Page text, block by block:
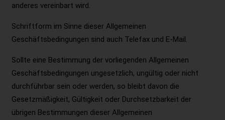
anderes vereinbart wird.
Schriftform im Sinne dieser Allgemeinen
Geschäftsbedingungen sind auch Telefax und E-Mail.
Sollte eine Bestimmung der vorliegenden Allgemeinen
Geschäftsbedingungen ungesetzlich, ungültig oder nicht
durchführbar sein oder werden, so bleibt davon die
Gesetzmäßigkeit, Gültigkeit oder Durchsetzbarkeit der
übrigen Bestimmungen dieser Allgemeinen